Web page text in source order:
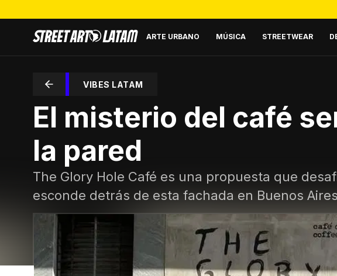
ARTE URBANO MÚSICA STREETWEAR
VIBES LATAM
El misterio del café
la pared
The Glory Hole Café es una propuesta que
esconde detrás de esta fachada en Buenos